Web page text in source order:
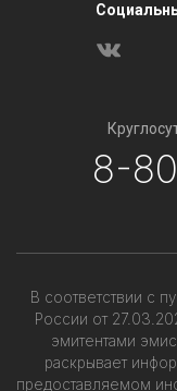
8-
В соответствии с
России от
эмитентами
раскрывает
предоставляемом